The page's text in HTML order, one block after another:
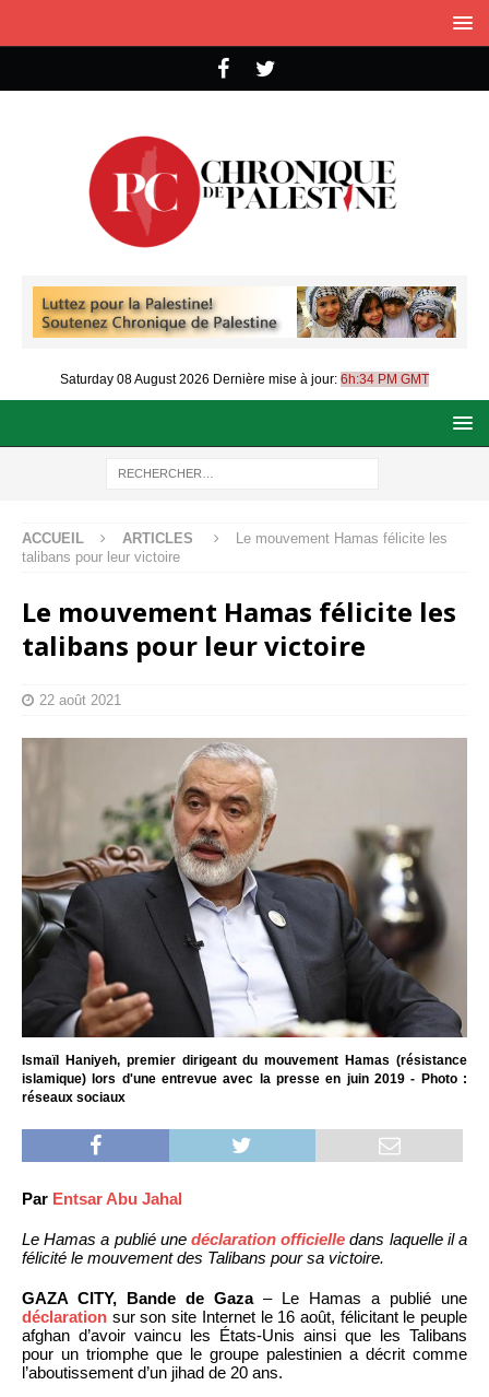
Saturday 08 August 2026 Dernière mise à jour: 6h:34 PM GMT
ACCUEIL ARTICLES
Le mouvement Hamas félicite les
talibans pour leur victoire
Le mouvement Hamas félicite les
talibans pour leur victoire
22 août 2021
Ismaïl Haniyeh, premier dirigeant du mouvement Hamas (résistance
islamique) lors d'une entrevue avec la presse en juin 2019 - Photo :
réseaux sociaux
Par Entsar Abu Jahal
Le Hamas a publié une déclaration officielle dans laquelle il a
félicité le mouvement des Talibans pour sa victoire.
GAZA CITY, Bande de Gaza– Le Hamas a publié une
déclaration sur son site Internet le 16 août, félicitant le peuple
afghan d’avoir vaincu les États-Unis ainsi que les Talibans
pour un triomphe que le groupe palestinien a décrit comme
l’aboutissement d’un jihad de 20 ans.